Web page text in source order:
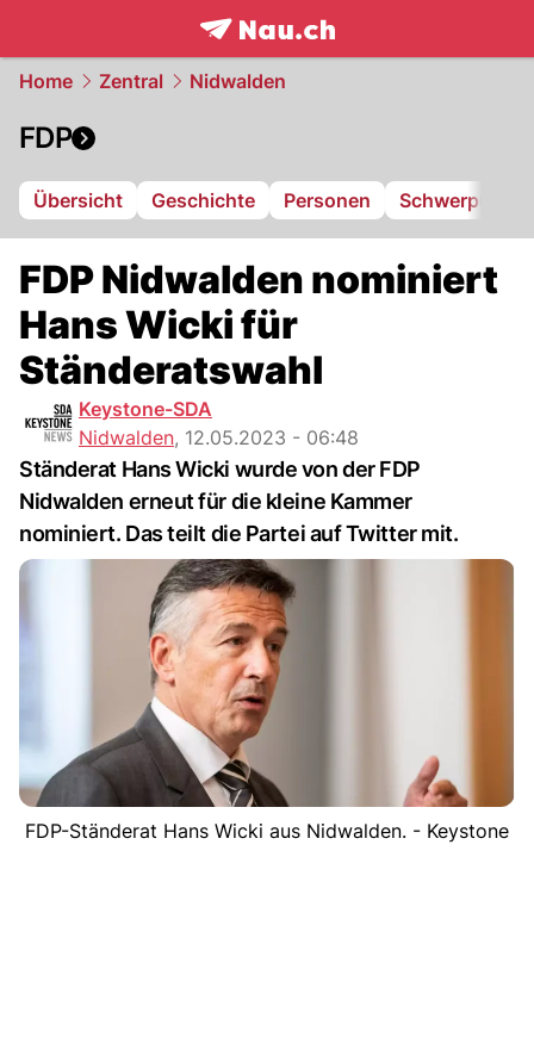
frontpage.NAU.ch
Home Zentral Nidwalden
FDP
Übersicht Geschichte Personen Schwerpunkte
FDP Nidwalden nominiert
Hans Wicki für
Ständeratswahl
Keystone-SDA
Nidwalden, 12.05.2023 - 06:48
Ständerat Hans Wicki wurde von der FDP
Nidwalden erneut für die kleine Kammer
nominiert. Das teilt die Partei auf Twitter mit.
FDP-Ständerat Hans Wicki aus Nidwalden. - Keystone